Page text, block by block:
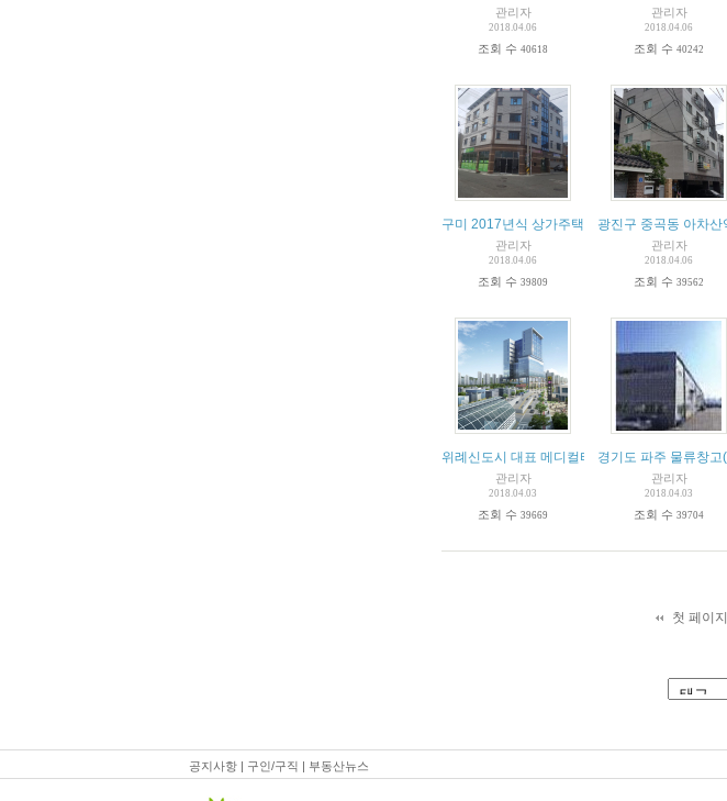
관리자
2018.04.06
조회 수 40618
관리자
2018.04.06
조회 수 40242
구미 2017년식 상가주택 급매물!!!
관리자
2018.04.06
조회 수 39809
광진구 중곡동 아차산
관리자
2018.04.06
조회 수 39562
위례신도시 대표 메디컬타워
관리자
2018.04.03
조회 수 39669
경기도 파주 물류창고
관리자
2018.04.03
조회 수 39704
첫 페이지
공지사항 구인/구직 부동산뉴스